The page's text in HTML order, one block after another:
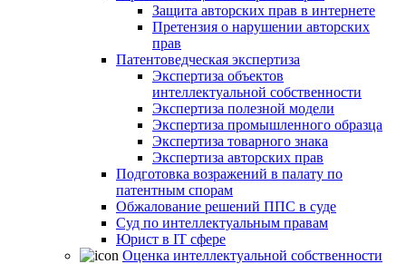
Защита авторских прав в интернете
Претензия о нарушении авторских
прав
Патентоведческая экспертиза
Экспертиза объектов
интеллектуальной собственности
Экспертиза полезной модели
Экспертиза промышленного образца
Экспертиза товарного знака
Экспертиза авторских прав
Подготовка возражений в палату по
патентным спорам
Обжалование решений ППС в суде
Суд по интеллектуальным правам
Юрист в IT сфере
Оценка интеллектуальной собственности